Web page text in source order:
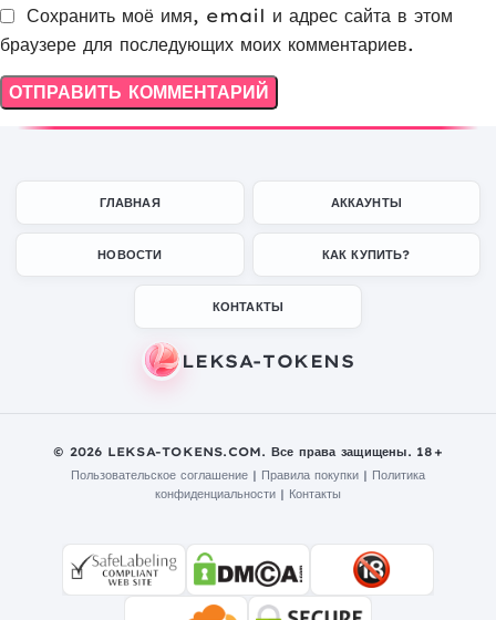
Сохранить моё имя, email и адрес сайта в этом
браузере для последующих моих комментариев.
ГЛАВНАЯ АККАУНТЫ
НОВОСТИ КАК КУПИТЬ?
КОНТАКТЫ
© 2026 LEKSA-TOKENS.COM. Все права защищены. 18+
Пользовательское соглашение | Правила покупки | Политика
конфиденциальности | Контакты